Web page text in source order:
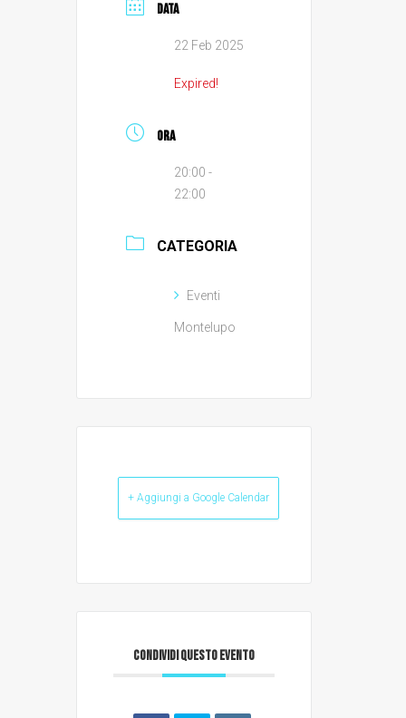
DATA
22 Feb 2025
Expired!
ORA
20:00 -
22:00
CATEGORIA
Eventi
Montelupo
+ Aggiungi a Google Calendar
CONDIVIDI QUESTO EVENTO